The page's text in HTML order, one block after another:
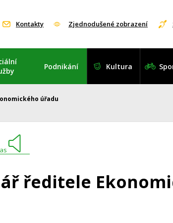
Kontakty Zjednodušené zobrazení
Podnikání Kultura
úřadu
ředitele